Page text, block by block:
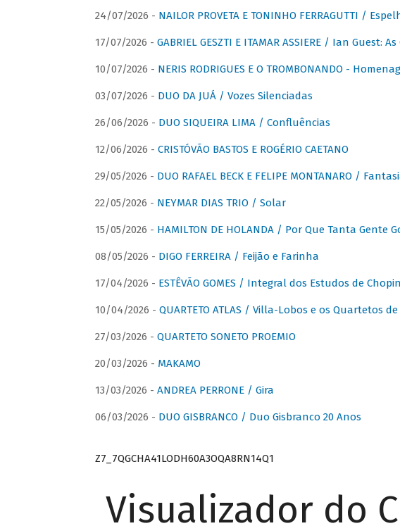
24/07/2026 - NAILOR PROVETA E TONINHO FERRAGUTTI /
17/07/2026 - GABRIEL GESZTI E ITAMAR ASSIERE / Ian Guest:
10/07/2026 - NERIS RODRIGUES E O TROMBONANDO -
03/07/2026 - DUO DA JUÁ / Vozes Silenciadas
26/06/2026 - DUO SIQUEIRA LIMA / Confluências
12/06/2026 - CRISTÓVÃO BASTOS E ROGÉRIO CAETANO
29/05/2026 - DUO RAFAEL BECK E FELIPE MONTANARO /
22/05/2026 - NEYMAR DIAS TRIO / Solar
15/05/2026 - HAMILTON DE HOLANDA / Por Que Tanta Gente
08/05/2026 - DIGO FERREIRA / Feijão e Farinha
17/04/2026 - ESTÊVÃO GOMES / Integral dos Estudos de Chopin
10/04/2026 - QUARTETO ATLAS / Villa-Lobos e os Quartetos
27/03/2026 - QUARTETO SONETO PROEMIO
20/03/2026 - MAKAMO
13/03/2026 - ANDREA PERRONE / Gira
06/03/2026 - DUO GISBRANCO / Duo Gisbranco 20 Anos
Z7_7QGCHA41LODH60A3OQA8RN14Q1
Visualizador do